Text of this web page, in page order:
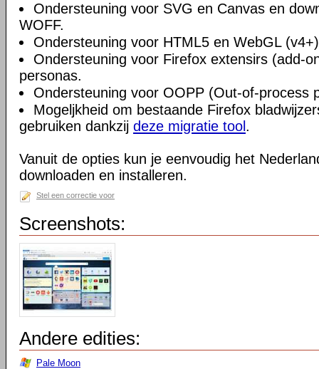
Ondersteuning voor SVG en Canvas en
WOFF.
Ondersteuning voor HTML5 en WebGL
Ondersteuning voor Firefox extensirs (add-
personas.
Ondersteuning voor OOPP (Out-of-process
Mogeljkheid om bestaande Firefox
gebruiken dankzij deze migratie tool .
Vanuit de opties kun je eenvoudig het
downloaden en installeren.
Stel een correctie voor
Screenshots:
Andere edities:
Pale Moon